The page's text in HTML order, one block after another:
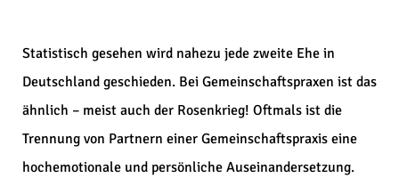
Statistisch gesehen wird nahezu jede zweite Ehe in
Deutschland geschieden. Bei Gemeinschaftspraxen ist das
ähnlich – meist auch der Rosenkrieg! Oftmals ist die
Trennung von Partnern einer Gemeinschaftspraxis eine
hochemotionale und persönliche Auseinandersetzung.